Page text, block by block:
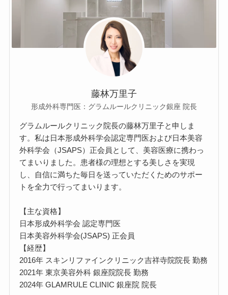
藤林万里子
形成外科専門医：グラムルールクリニック銀座 院長
グラムルールクリニック院長の藤林万里子と申しま
す。私は日本形成外科学会認定専門医および日本美容
外科学会（JSAPS）正会員として、美容医療に携わっ
てまいりました。患者様の理想とする美しさを実現
し、自信に満ちた毎日を送っていただくためのサポー
トを全力で行ってまいります。
【主な資格】
日本形成外科学会 認定専門医
日本美容外科学会(JSAPS) 正会員
【経歴】
2016年 スキンリファインクリニック吉祥寺院院長 勤務
2021年 東京美容外科 銀座院院長 勤務
2024年 GLAMRULE CLINIC 銀座院 院長